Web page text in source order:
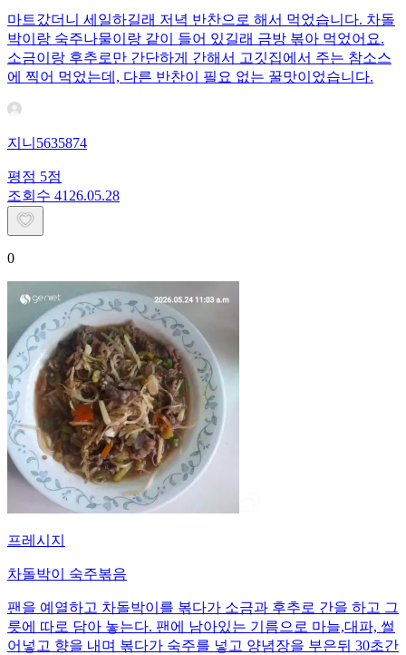
마트갔더니 세일하길래 저녁 반찬으로 해서 먹었습니다. 차돌
박이랑 숙주나물이랑 같이 들어 있길래 금방 볶아 먹었어요.
소금이랑 후추로만 간단하게 간해서 고깃집에서 주는 참소스
에 찍어 먹었는데, 다른 반찬이 필요 없는 꿀맛이었습니다.
지니5635874
평점 5점
조회수 41 26.05.28
0
프레시지
차돌박이 숙주볶음
팬을 예열하고 차돌박이를 볶다가 소금과 후추로 간을 하고 그
릇에 따로 담아 놓는다. 팬에 남아있는 기름으로 마늘,대파, 썰
어넣고 향을 내며 볶다가 숙주를 넣고 양념장을 부은뒤 30초간